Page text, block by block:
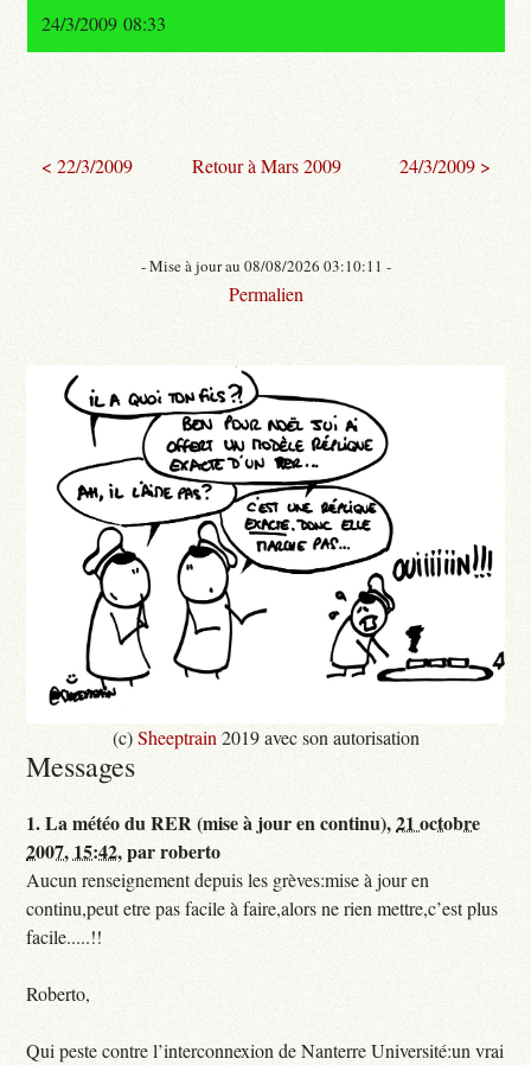
24/3/2009 08:33
< 22/3/2009 Retour à Mars 2009 24/3/2009 >
- Mise à jour au 08/08/2026 03:10:11 -
Permalien
(c)Sheeptrain 2019 avec son autorisation
Messages
1.La météo du RER (mise à jour en continu),21 octobre
2007, 15:42,parroberto
Aucun renseignement depuis les grèves:mise à jour en
continu,peut etre pas facile à faire,alors ne rien mettre,c’est plus
facile.....!!
Roberto,
Qui peste contre l’interconnexion de Nanterre Université:un vrai